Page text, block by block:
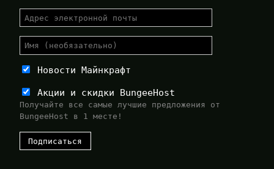
Новости Майнкрафт
Акции и скидки BungeeHost
Получайте все самые лучшие предложения от
BungeeHost в 1 месте!